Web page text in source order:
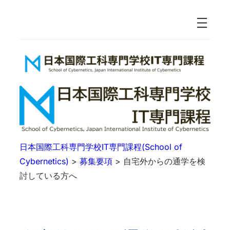
日本国際工科専門学校IT専門課程(School of
Cybernetics) > 募集要項 > 自宅外からの通学を検
討している方へ